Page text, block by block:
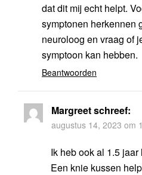
dat dit mij echt helpt.
symptonen herkennen
neuroloog en vraag of
symptoon kan hebben.
Beantwoorden
Margreetschreef:
augustus 14, 2023 om
Ik heb ook al 1.5
Een knie kussen